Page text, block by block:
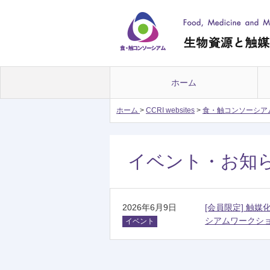
ホーム
ホーム > CCRI websites > 食・触コンソーシア
イベント・お知
2026年6月9日
イベント
[会員限定] 触媒
シアムワークシ